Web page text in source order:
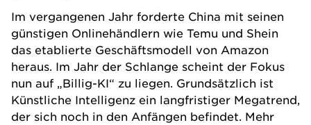
Im vergangenen Jahr forderte China mit seinen
günstigen Onlinehändlern wie Temu und Shein
das etablierte Geschäftsmodell von Amazon
heraus. Im Jahr der Schlange scheint der Fokus
nun auf „Billig-KI“ zu liegen. Grundsätzlich ist
Künstliche Intelligenz ein langfristiger Megatrend,
der sich noch in den Anfängen befindet. Mehr